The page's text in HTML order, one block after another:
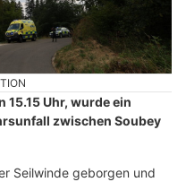
15.15 Uhr, wurde ein
zwischen Soubey
Seilwinde geborgen und